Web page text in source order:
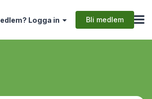
Logga in Bli medlem